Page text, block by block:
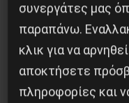
Κοινοποίησε το:
συνεργάτες μας
παραπάνω.
κλικ για να
αποκτήσετε
πληροφορίες και